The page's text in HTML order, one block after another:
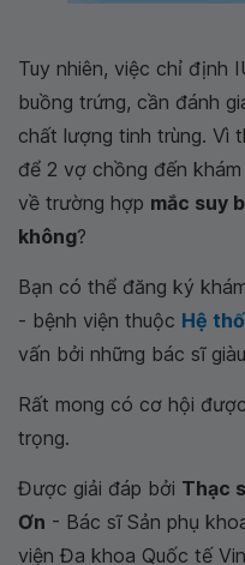
Tuy nhiên, việc chỉ định
buồng trứng, cần đánh
chất lượng tinh trùng. Vì
để 2 vợ chồng đến
về trường hợp mắc suy
không?
Bạn có thể đăng ký
- bệnh viện thuộc Hệ
vấn bởi những bác sĩ
Rất mong có cơ hội
trọng.
Được giải đáp bởi Thạc
Ơn - Bác sĩ Sản phụ
viện Đa khoa Quốc tế